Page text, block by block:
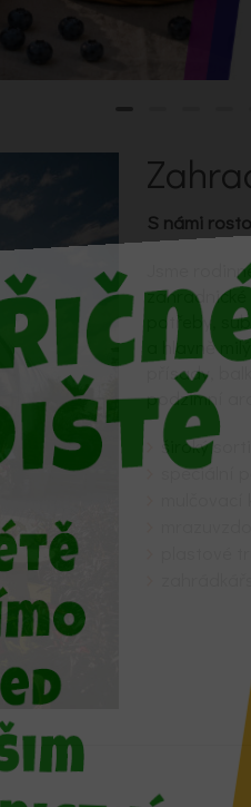
S námi
Jsme
potřeby,
a hlavně
přísady,
podzimní
široký
speciální
mulčovací
plastové